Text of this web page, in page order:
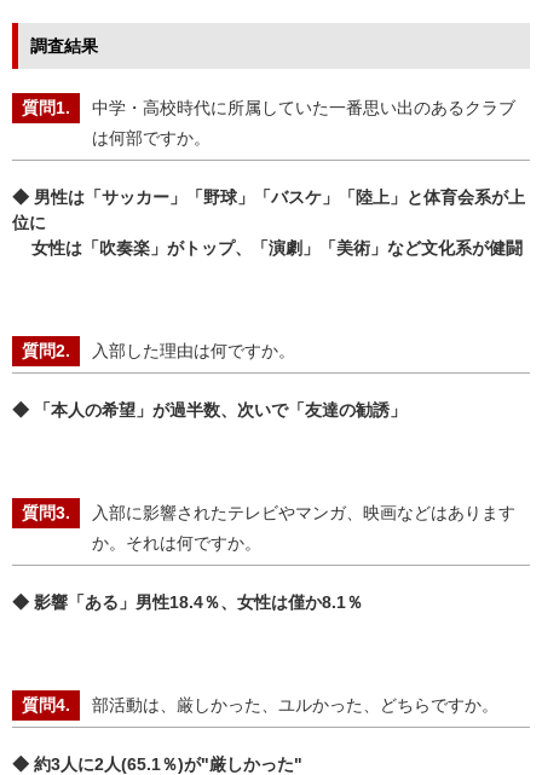
調査結果
中学・高校時代に所属していた一番思い出のあるクラブ
は何部ですか。
◆ 男性は「サッカー」「野球」「バスケ」「陸上」と体育会系が上
位に
女性は「吹奏楽」がトップ、「演劇」「美術」など文化系が健闘
入部した理由は何ですか。
◆ 「本人の希望」が過半数、次いで「友達の勧誘」
入部に影響されたテレビやマンガ、映画などはあります
か。それは何ですか。
◆ 影響「ある」男性18.4％、女性は僅か8.1％
部活動は、厳しかった、ユルかった、どちらですか。
◆ 約3人に2人(65.1％)が"厳しかった"